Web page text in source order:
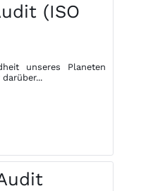
(ISO
unseres Planeten